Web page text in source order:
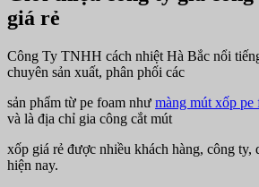
giá rẻ
Công Ty TNHH cách nhiệt Hà Bắc nổi
chuyên sản xuất, phân phối các
sản phẩm từ pe foam như màng mút xốp pe
và là địa chỉ gia công cắt mút
xốp giá rẻ được nhiều khách hàng, công ty,
hiện nay.